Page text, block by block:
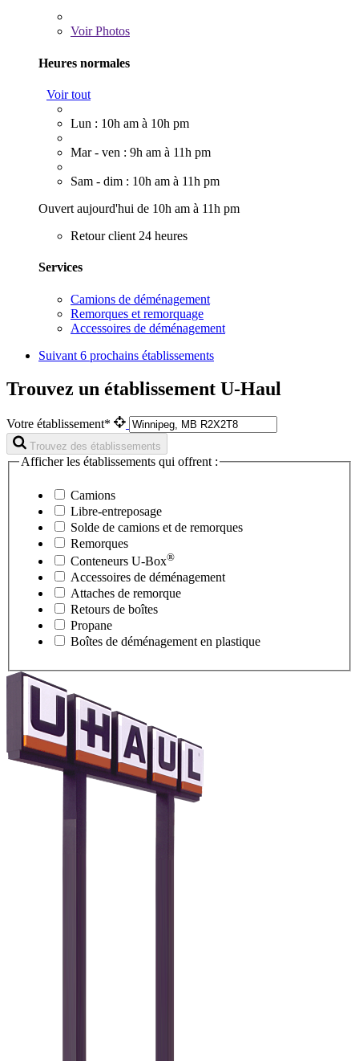
VoirPhotos
Heures normales
Voir tout
Lun : 10h am à 10h pm
Mar - ven : 9h am à 11h pm
Sam - dim : 10h am à 11h pm
Ouvert aujourd'hui de 10h am à 11h pm
Retour client 24 heures
Services
Camions de déménagement
Remorques et remorquage
Accessoires de déménagement
Suivant 6 prochains établissements
Trouvez un établissement U-Haul
Votre établissement*
Trouvez des établissements
Afficher les établissements qui offrent :
Camions
Libre-entreposage
Solde de camions et de remorques
Remorques
Conteneurs U-Box®
Accessoires de déménagement
Attaches de remorque
Retours de boîtes
Propane
Boîtes de déménagement en plastique